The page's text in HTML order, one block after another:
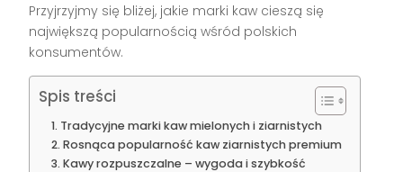
Przyjrzyjmy się bliżej, jakie marki kaw cieszą się
największą popularnością wśród polskich
konsumentów.
Spis treści
Tradycyjne marki kaw mielonych i ziarnistych
Rosnąca popularność kaw ziarnistych premium
Kawy rozpuszczalne – wygoda i szybkość